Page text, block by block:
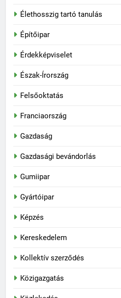
Élethosszig tartó tanulás
Építőipar
Érdekképviselet
Észak-Írország
Felsőoktatás
Franciaország
Gazdaság
Gazdasági bevándorlás
Gumiipar
Gyártóipar
Képzés
Kereskedelem
Kollektív szerződés
Közigazgatás